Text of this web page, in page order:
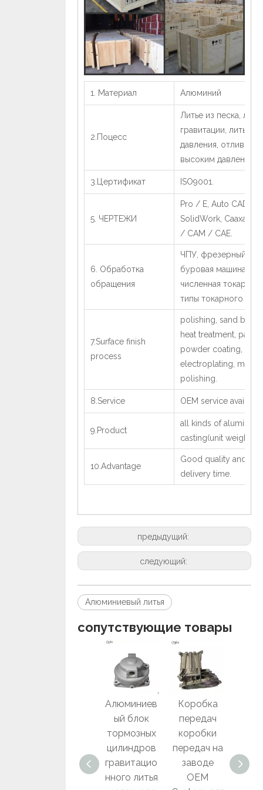
1. Материал Алюминий
2.Поцесс
Литье из песка,
гравитации, литье
давления, отливка
высоким давлением.
3.Цертификат ISO9001.
5. ЧЕРТЕЖИ
Pro / E, Auto CAD,
SolidWork, Caaxa
/ CAM / CAE.
6. Обработка
обращения
ЧПУ, фрезерный
буровая машина,
численная токарка,
типы токарного
7.Surface finish
process
polishing, sand
heat treatment,
powder coating,
electroplating, mirror
polishing.
8.Service OEM service
9.Product
all kinds of aluminum
casting(unit weight
10.Advantage
Good quality and
delivery time.
предыдущий:
следующий:
Алюминиевый литья
сопутствующие товары
ого литья
Алюминиев
ый блок
тормозных
цилиндров
гравитацио
нного литья
Коробка
передач
коробки
передач на
заводе
OEM